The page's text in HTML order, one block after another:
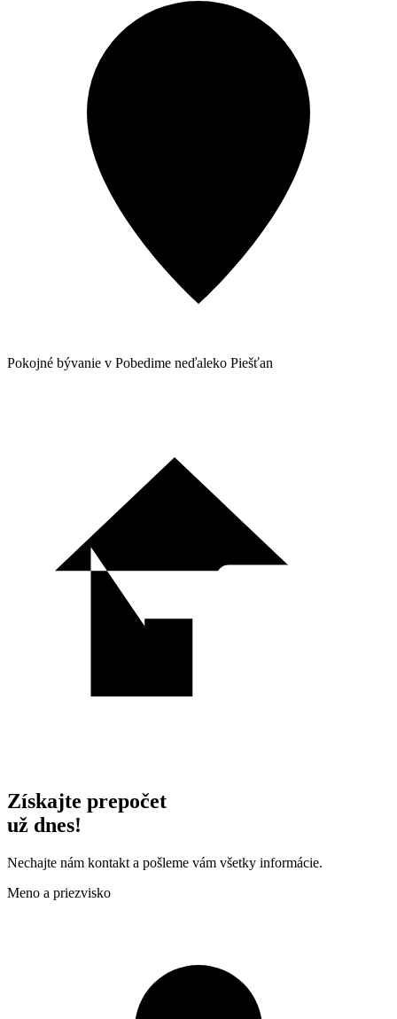
Pokojné bývanie v Pobedime neďaleko Piešťan
Získajte prepočet
už dnes!
Nechajte nám kontakt a pošleme vám všetky informácie.
Meno a priezvisko